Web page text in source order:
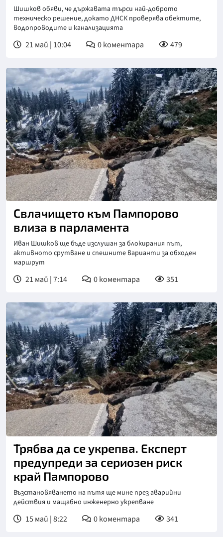
Шишков обяви, че държавата търси най-доброто
техническо решение, докато ДНСК проверява обектите,
водопроводите и канализацията
21 май | 10:04 0коментара 479
Снимка: БТА
Свлачището към Пампорово
влиза в парламента
Иван Шишков ще бъде изслушан за блокирания път,
активното срутване и спешните варианти за обходен
маршрут
21 май | 7:14 0коментара 351
Снимка: БТА
Трябва да се укрепва. Експерт
предупреди за сериозен риск
край Пампорово
Възстановяването на пътя ще мине през аварийни
действия и мащабно инженерно укрепване
15 май | 8:22 0коментара 341